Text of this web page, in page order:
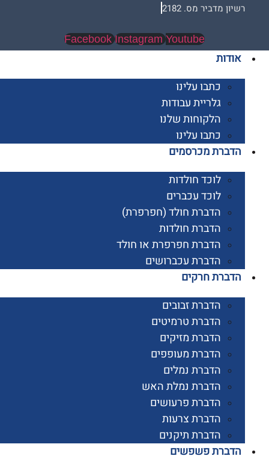
מדביר מס. 2182
Facebook Instagram
כתבו עלינו
גלריית עבודות
הלקוחות שלנו
כתבו עלינו
מכרסמים
לוכד חולדות
לוכד עכברים
הדברת חולד (חפרפרת)
הדברת חולדות
הדברת חפרפרת או חולד
הדברת עכברושים
חרקים
הדברת זבובים
הדברת טרמיטים
הדברת מזיקים
הדברת מעופפים
הדברת נמלים
הדברת נמלת האש
הדברת פרעושים
הדברת צרעות
הדברת תיקנים
פשפשים